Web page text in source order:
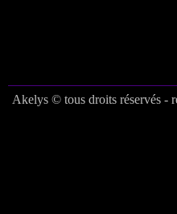
Akelys © tous droits réservés -